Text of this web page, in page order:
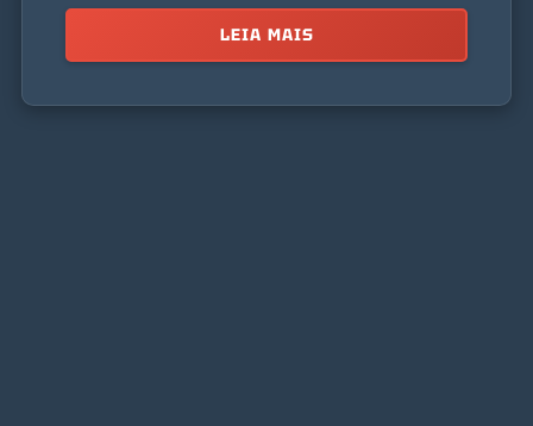
horror e a sedução do mundo das trevas.
LEIA MAIS